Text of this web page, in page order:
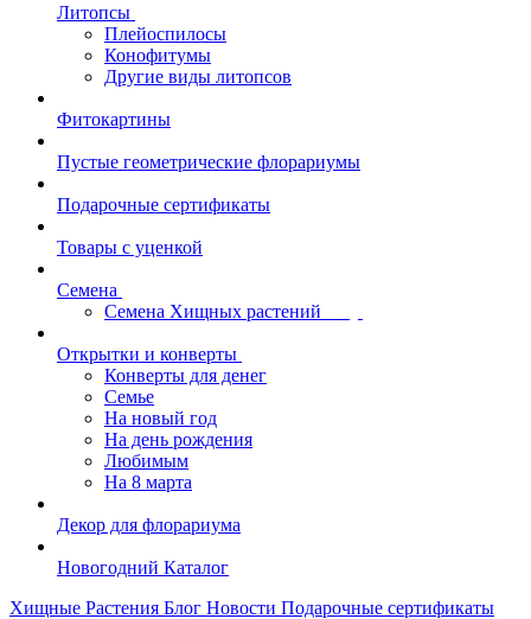
Литопсы
Плейоспилосы
Конофитумы
Другие виды литопсов
Фитокартины
Пустые геометрические флорариумы
Подарочные сертификаты
Товары с уценкой
Семена
Семена Хищных растений
Открытки и конверты
Конверты для денег
Семье
На новый год
На день рождения
Любимым
На 8 марта
Декор для флорариума
Новогодний Каталог
Хищные Растения Блог Новости Подарочные сертификаты